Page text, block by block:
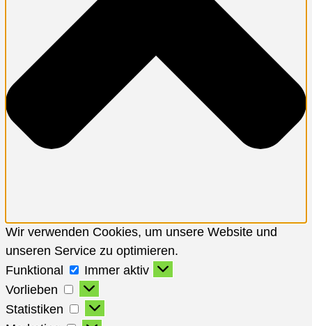
Wir verwenden Cookies, um unsere Website und
unseren Service zu optimieren.
Funktional
Funktional
Immer aktiv
Vorlieben
Vorlieben
Statistiken
Statistiken